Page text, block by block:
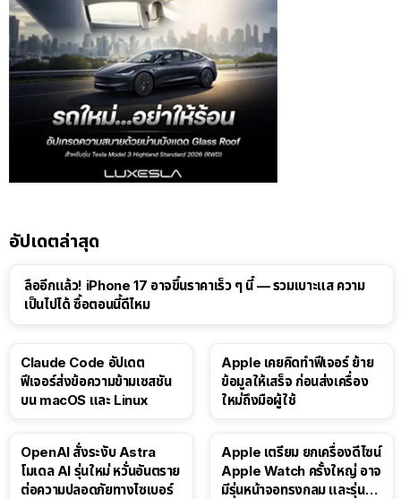
อัปเดตล่าสุด
ลืออีกแล้ว! iPhone 17 อาจขึ้นราคาเร็ว ๆ นี้ — รวมเบาะแส ความ
เป็นไปได้ ซื้อตอนนี้ดีไหม
Claude Code อัปเดต
ฟีเจอร์ส่งข้อความข้ามเซสชัน
บน macOS และ Linux
Apple เคยคิดทำฟีเจอร์ ย้าย
ข้อมูลให้เสร็จ ก่อนส่งเครื่อง
ใหม่ถึงมือผู้ใช้
OpenAI สั่งระงับ Astra
โมเดล AI รุ่นใหม่ หวั่นอันตราย
ต่อความปลอดภัยทางไซเบอร์
Apple เตรียม ยกเครื่องดีไซน์
Apple Watch ครั้งใหญ่ อาจ
มีรุ่นหน้าจอทรงกลม และรุ่นที่